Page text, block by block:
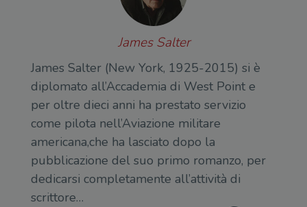
James Salter
James Salter (New York, 1925-2015) si è
diplomato all’Accademia di West Point e
per oltre dieci anni ha prestato servizio
come pilota nell’Aviazione militare
americana,che ha lasciato dopo la
pubblicazione del suo primo romanzo, per
dedicarsi completamente all’attività di
scrittore…